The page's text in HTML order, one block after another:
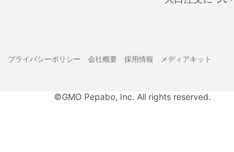
プライバシーポリシー 会社概要 採用情報 メディアキット
©GMO Pepabo, Inc. All rights reserved.